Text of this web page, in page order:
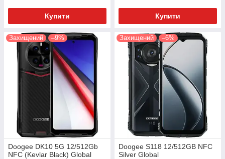
Купити Купити
Захищений –9%
Doogee DK10 5G 12/512Gb
NFC (Kevlar Black) Global
Захищений –6%
Doogee S118 12/512GB NFC
Silver Global